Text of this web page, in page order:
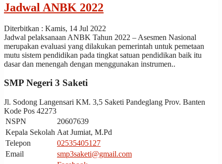
calendar
replica
are
surely
present:
date,
day
the
month
and
leap
year,
including
the
astronomical
Jadwal ANBK 2022
Diterbitkan : Kamis, 14 Jul 2022
Jadwal pelaksanaan ANBK Tahun 2022 – Asesmen Nasional
merupakan evaluasi yang dilakukan pemerintah untuk pemetaan
mutu sistem pendidikan pada tingkat satuan pendidikan baik itu
dasar dan menengah dengan menggunakan instrumen..
SMP Negeri 3 Saketi
Jl. Sodong Langensari KM. 3,5 Saketi Pandeglang Prov. Banten
Kode Pos 42273
NSPN
20607639
Kepala Sekolah Aat Jumiat, M.Pd
Telepon
02535405127
Email
smp3saketi@gmail.com